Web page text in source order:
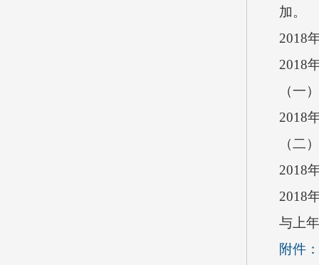
加。
2018
2018
（一
2018
（二
2018
2018
与上
附件